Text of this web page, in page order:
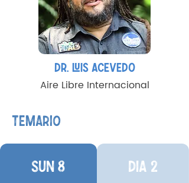
DR. LUIS ACEVEDO
Aire Libre Internacional
TEMARIO
SUN 8 DIA 2